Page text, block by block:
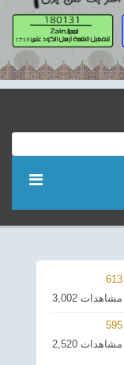
613
3,002 مشاهدات
595
2,520 مشاهدات